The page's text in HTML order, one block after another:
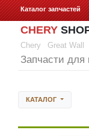
Каталог запчастей
CHERY
Chery Great Wall
Запчасти для
КАТАЛОГ